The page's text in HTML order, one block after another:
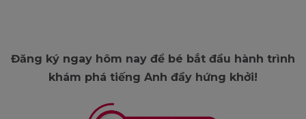
Đăng ký ngay hôm nay để bé bắt đầu hành trình
khám phá tiếng Anh đầy hứng khởi!